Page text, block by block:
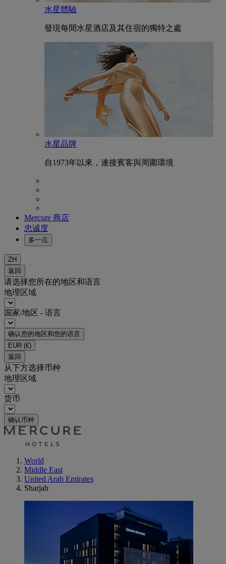
水星體驗
發現每間水星酒店及其住宿的獨特之處
水星品牌
自1973年以來，連接賓客與周圍環境
Mercure 商店
忠诚度
多一点
ZH
返回
请选择您所在的地区和语言
地理区域
国家/地区 - 语言
确认您的地区和您的语言
EUR (€)
返回
从下方选择币种
地理区域
货币
确认币种
World
Middle East
United Arab Emirates
Sharjah